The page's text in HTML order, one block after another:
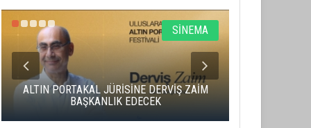
SİNEMA
ALTIN PORTAKAL JÜRİSİNE DERVİŞ ZAİM
BAŞKANLIK EDECEK